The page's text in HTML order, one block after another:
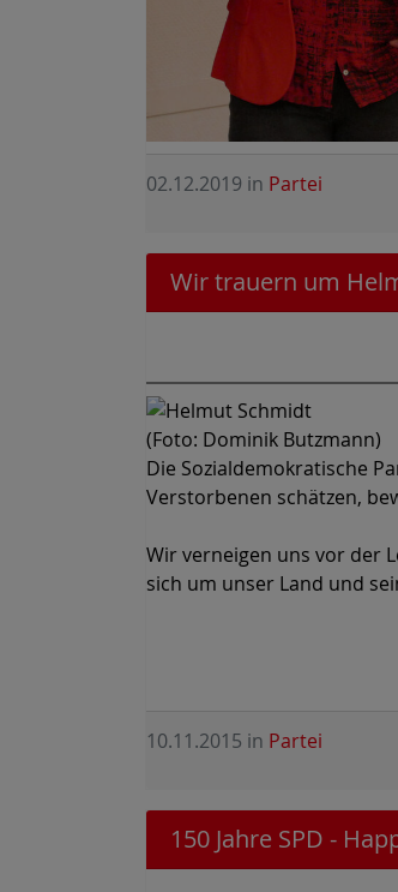
02.12.2019 in Partei
Wir trauern um
(Foto: Dominik Butzmann)
Die Sozialdemokratische
Verstorbenen schätzen,
Wir verneigen uns vor der
sich um unser Land und
10.11.2015 in Partei
150 Jahre SPD -